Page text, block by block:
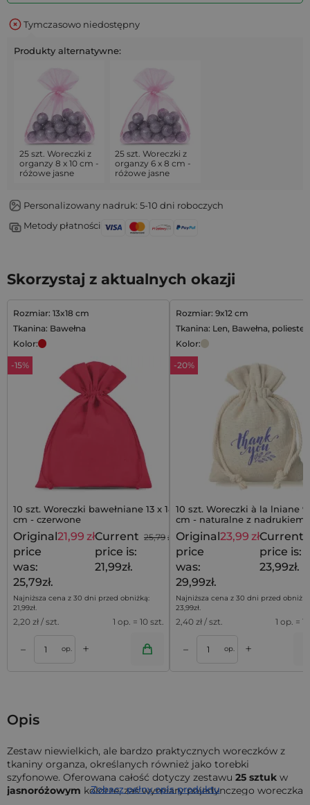
Tymczasowo niedostępny
Produkty alternatywne:
25 szt. Woreczki z
organzy 8 x 10 cm -
różowe jasne
25 szt. Woreczki z
organzy 6 x 8 cm -
różowe jasne
Personalizowany nadruk: 5-10 dni roboczych
Metody płatności
Skorzystaj z aktualnych okazji
Rozmiar: 13x18 cm
Tkanina: Bawełna
Kolor:
-15%
10 szt. Woreczki bawełniane 13 x 18
cm - czerwone
25,79 zł
Original
price
was:
25,79zł.
21,99 złCurrent
price is:
21,99zł.
Najniższa cena z 30 dni przed obniżką:
21,99zł.
2,20 zł / szt. 1 op. = 10 szt.
– op. +
Rozmiar: 9x12 cm
Tkanina: Len, Bawełna, poliester
Kolor:
-20%
10 szt. Woreczki à la lniane 9
cm - naturalne z nadrukiem
you
Original
price
was:
29,99zł.
23,99 złCurrent
price is:
23,99zł.
Najniższa cena z 30 dni przed
23,99zł.
2,40 zł / szt. 1 op. =
– op. +
Dodaj do koszyka
Opis
Zestaw niewielkich, ale bardzo praktycznych woreczków z
tkaniny organza, określanych również jako torebki
szyfonowe. Oferowana całość dotyczy zestawu 25 sztuk w
jasnoróżowym kolorze, zaś wymiary pojedynczego woreczka
Zobacz pełny opis produktu